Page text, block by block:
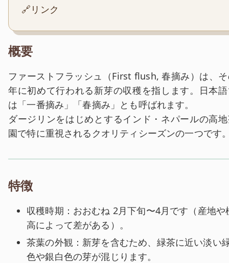
🔗リンク
概要
ファーストフラッシュ（First flush, 春摘み）は、
年に初めて行われる新芽の収穫を指します。日本
は「一番摘み」「春摘み」とも呼ばれます。
ダージリンをはじめとするインド・ネパールの高
園で特に重視されるクオリティシーズンの一つです
特徴
収穫時期：おおむね 2月下旬〜4月です（産地や
高によって差がある）。
茶葉の外観：新芽を含むため、緑茶に近い淡い
色や銀白色の芽が混じります。